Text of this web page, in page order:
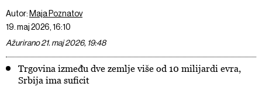
Autor: Maja Poznatov
19. maj 2026, 16:10
Ažurirano 21. maj 2026, 19:48
Trgovina između dve zemlje više od 10 milijardi evra,
Srbija ima suficit